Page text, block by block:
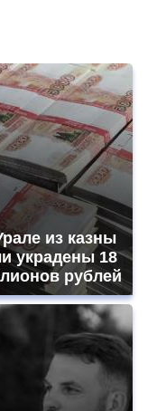
из казны
украдены 18
рублей